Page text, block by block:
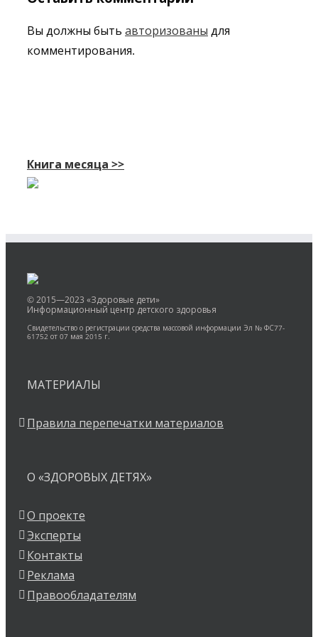
Вы должны быть авторизованы для
комментирования.
Книга месяца >>
© 2015—2023 «Здоровые дети»
Информационный центр детского здоровья
Свидетельство о регистрации средства массовой информации Эл № ФС77-
61752 от 07 мая 2015 г.
МАТЕРИАЛЫ
Правила перепечатки материалов
О «ЗДОРОВЫХ ДЕТЯХ»
О проекте
Эксперты
Контакты
Реклама
Правообладателям